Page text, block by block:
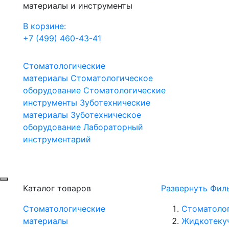
материалы и инструменты
В корзине:
+7 (499) 460-43-41
Стоматологические
материалы Стоматологическое
оборудование Стоматологические
инструменты Зуботехнические
материалы Зуботехническое
оборудование Лабораторный
инструментарий
Каталог товаров
Стоматологические
материалы
Развернуть